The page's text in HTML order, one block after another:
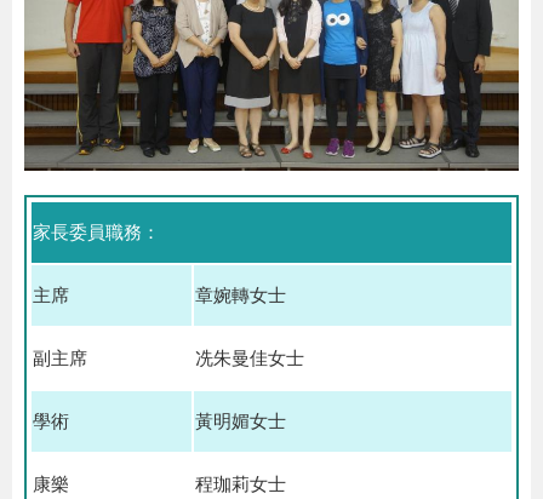
家長委員職務：
主席 章婉轉女士
副主席 冼朱曼佳女士
學術 黃明媚女士
康樂 程珈莉女士